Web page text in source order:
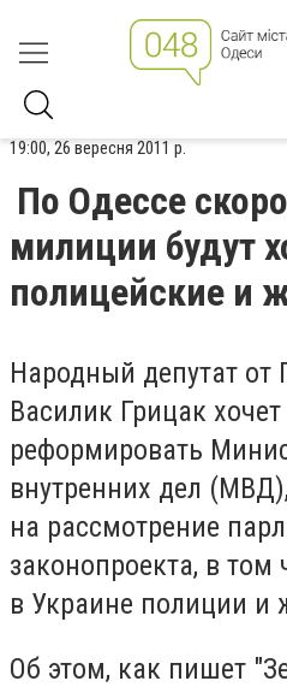
19:00, 26 вересня 2011 р.
По Одессе
милиции будут
полицейские и
Народный депутат от
Василик Грицак
реформировать
внутренних дел
на рассмотрение
законопроекта, в том
в Украине полиции и
Об этом, как пишет